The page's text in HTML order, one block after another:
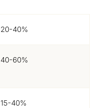
20-40%
40-60%
15-40%